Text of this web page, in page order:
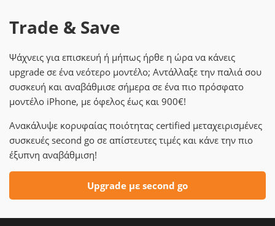
Trade & Save
Ψάχνεις για επισκευή ή μήπως ήρθε η ώρα να κάνεις
upgrade σε ένα νεότερο μοντέλο; Αντάλλαξε την παλιά σου
συσκευή και αναβάθμισε σήμερα σε ένα πιο πρόσφατο
μοντέλο iPhone, με όφελος έως και 900€!
Ανακάλυψε κορυφαίας ποιότητας certified μεταχειρισμένες
συσκευές second go σε απίστευτες τιμές και κάνε την πιο
έξυπνη αναβάθμιση!
Upgrade με second go